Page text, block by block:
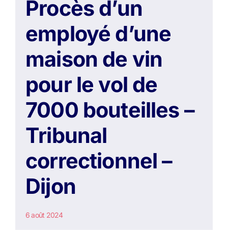
Procès d’un
employé d’une
maison de vin
pour le vol de
7000 bouteilles –
Tribunal
correctionnel –
Dijon
6 août 2024